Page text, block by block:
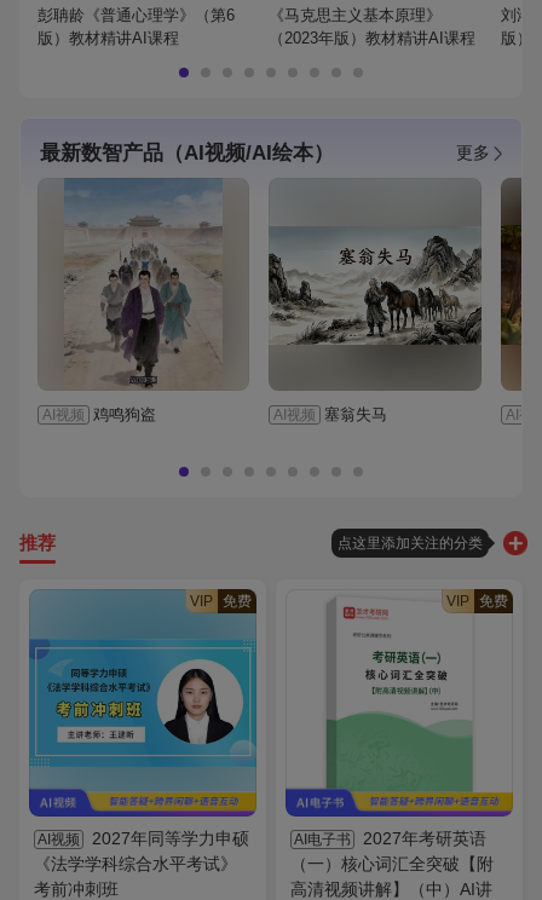
彭聃龄《普通心理学》（第6
版）教材精讲AI课程
《马克思主义基本原理》
（2023年版）教材精讲AI课程
刘鸿
版）
最新数智产品（AI视频/AI绘本） 更多
AI视频 鸡鸣狗盗 AI视频 塞翁失马 AI视
推荐 点这里添加关注的分类
VIP 免费
AI视频
2027年同等学力申硕
《法学学科综合水平考试》
考前冲刺班
VIP 免费
AI电子书
2027年考研英语
（一）核心词汇全突破【附
高清视频讲解】（中）AI讲